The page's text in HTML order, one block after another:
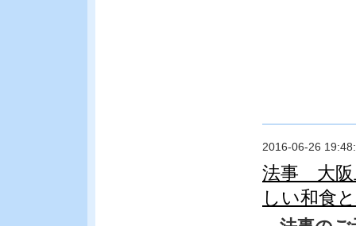
2016-06-26
法事 大阪
しい和食